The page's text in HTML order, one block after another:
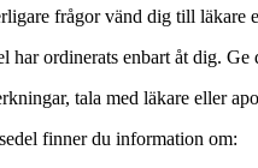
frågor vänd dig till läkare
har ordinerats enbart åt dig.
tala med läkare eller
finner du information om: